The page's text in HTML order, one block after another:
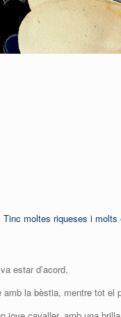
moltes riqueses i
estar d’acord.
la bèstia, mentre tot el